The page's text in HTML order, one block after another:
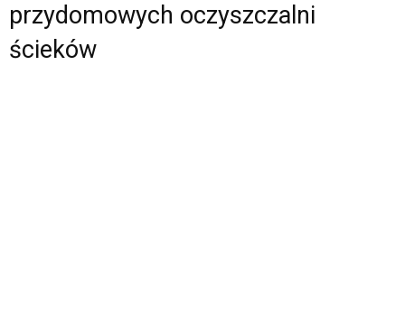
przydomowych oczyszczalni
ścieków